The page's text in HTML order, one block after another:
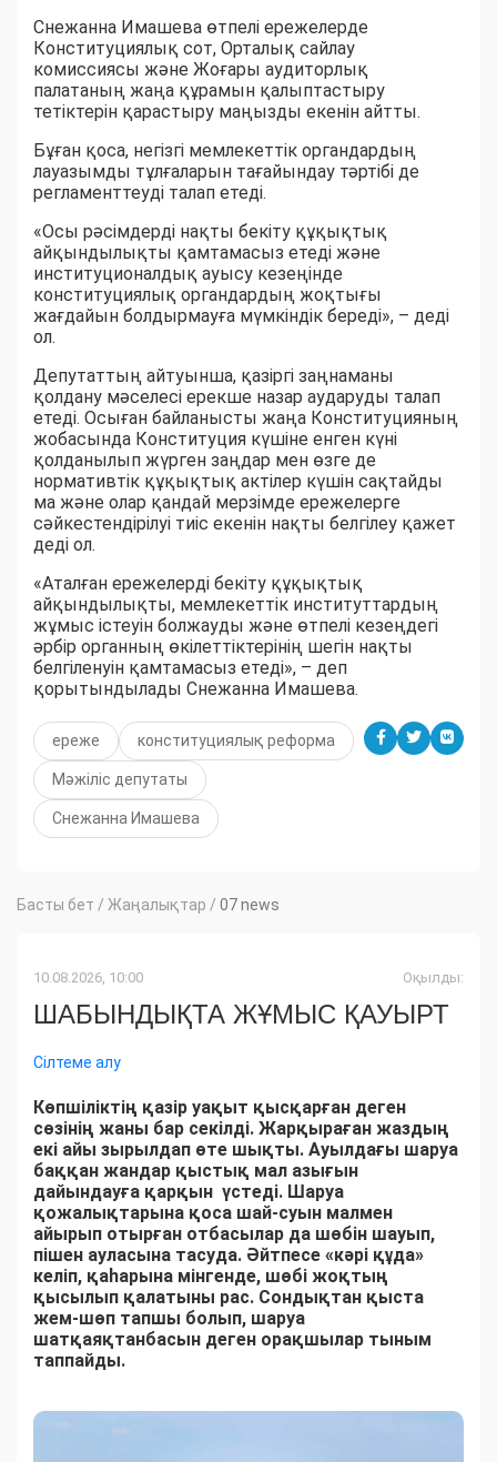
Снежанна Имашева өтпелі ережелерде
Конституциялық сот, Орталық сайлау
комиссиясы және Жоғары аудиторлық
палатаның жаңа құрамын қалыптастыру
тетіктерін қарастыру маңызды екенін айтты.
Бұған қоса, негізгі мемлекеттік органдардың
лауазымды тұлғаларын тағайындау тәртібі де
регламенттеуді талап етеді.
«Осы рәсімдерді нақты бекіту құқықтық
айқындылықты қамтамасыз етеді және
институционалдық ауысу кезеңінде
конституциялық органдардың жоқтығы
жағдайын болдырмауға мүмкіндік береді», – деді
ол.
Депутаттың айтуынша, қазіргі заңнаманы
қолдану мәселесі ерекше назар аударуды талап
етеді. Осыған байланысты жаңа Конституцияның
жобасында Конституция күшіне енген күні
қолданылып жүрген заңдар мен өзге де
нормативтік құқықтық актілер күшін сақтайды
ма және олар қандай мерзімде ережелерге
сәйкестендірілуі тиіс екенін нақты белгілеу қажет
деді ол.
«Аталған ережелерді бекіту құқықтық
айқындылықты, мемлекеттік институттардың
жұмыс істеуін болжауды және өтпелі кезеңдегі
әрбір органның өкілеттіктерінің шегін нақты
белгіленуін қамтамасыз етеді», – деп
қорытындылады Снежанна Имашева.
ереже конституциялық реформа
Мәжіліс депутаты
Снежанна Имашева
Басты бет / Жаңалықтар / 07 news
10.08.2026, 10:00 Оқылды:
ШАБЫНДЫҚТА ЖҰМЫС ҚАУЫРТ
Сілтеме алу
Көпшіліктің қазір уақыт қысқарған деген
сөзінің жаны бар секілді. Жарқыраған жаздың
екі айы зырылдап өте шықты. Ауылдағы шаруа
баққан жандар қыстық мал азығын
дайындауға қарқын үстеді. Шаруа
қожалықтарына қоса шай-суын малмен
айырып отырған отбасылар да шөбін шауып,
пішен ауласына тасуда. Әйтпесе «кәрі құда»
келіп, қаһарына мінгенде, шөбі жоқтың
қысылып қалатыны рас. Сондықтан қыста
жем-шөп тапшы болып, шаруа
шатқаяқтанбасын деген орақшылар тыным
таппайды.